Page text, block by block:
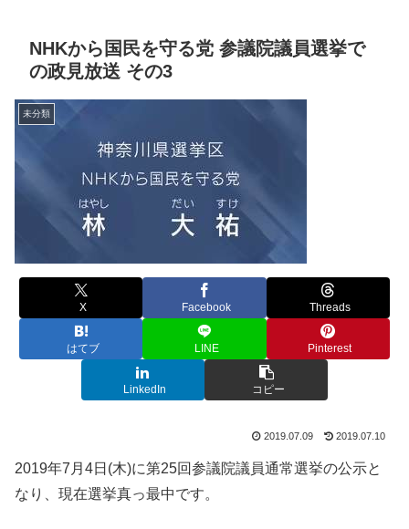
NHKから国民を守る党 参議院議員選挙で
の政見放送 その3
未分類
X Facebook Threads
はてブ LINE Pinterest
LinkedIn コピー
2019.07.09 2019.07.10
2019年7月4日(木)に第25回参議院議員通常選挙の公示と
なり、現在選挙真っ最中です。